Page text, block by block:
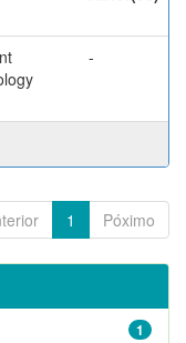
-
1 Póximo
1